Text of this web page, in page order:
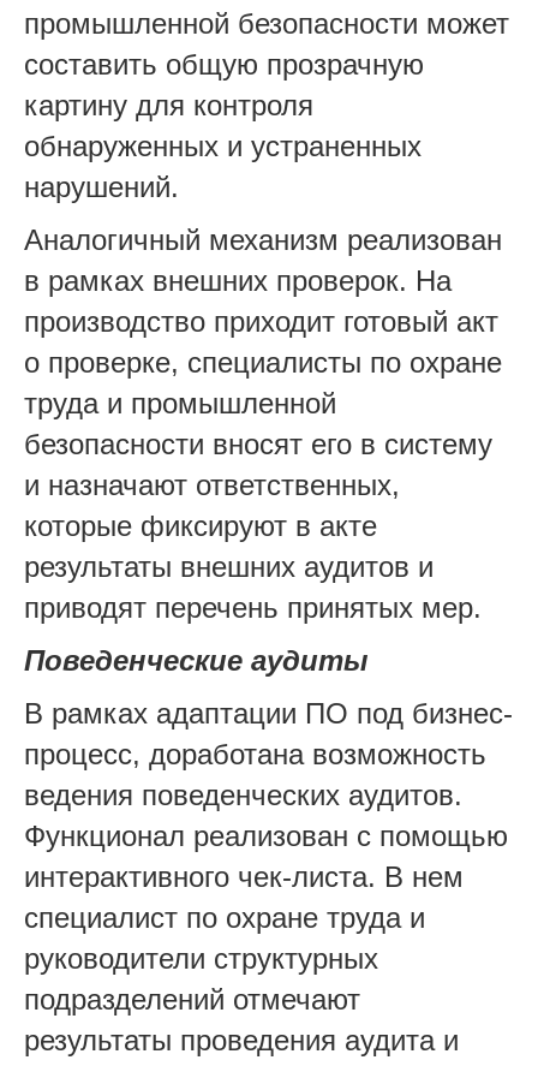
промышленной безопасности может
составить общую прозрачную
картину для контроля
обнаруженных и устраненных
нарушений.
Аналогичный механизм реализован
в рамках внешних проверок. На
производство приходит готовый акт
о проверке, специалисты по охране
труда и промышленной
безопасности вносят его в систему
и назначают ответственных,
которые фиксируют в акте
результаты внешних аудитов и
приводят перечень принятых мер.
Поведенческие аудиты
В рамках адаптации ПО под бизнес-
процесс, доработана возможность
ведения поведенческих аудитов.
Функционал реализован с помощью
интерактивного чек-листа. В нем
специалист по охране труда и
руководители структурных
подразделений отмечают
результаты проведения аудита и